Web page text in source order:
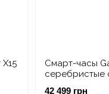
Смарт-часы
серебристые
42 499 грн